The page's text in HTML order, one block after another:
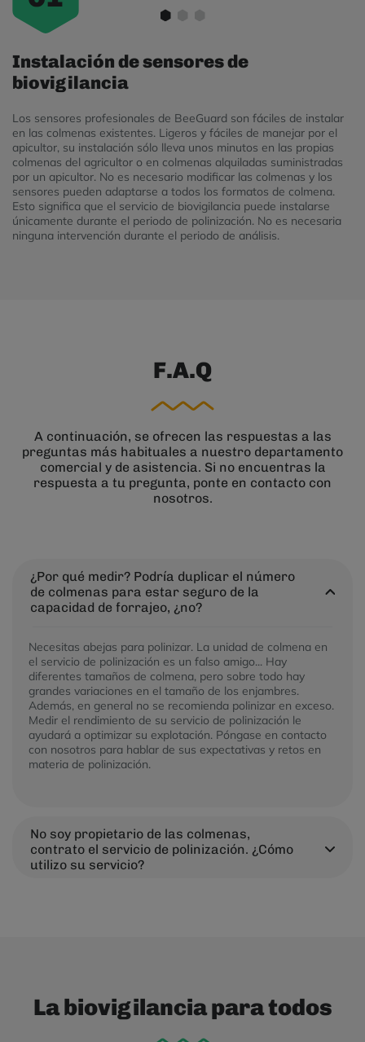
Instalación de sensores de
biovigilancia
Los sensores profesionales de BeeGuard son fáciles de instalar
en las colmenas existentes. Ligeros y fáciles de manejar por el
apicultor, su instalación sólo lleva unos minutos en las propias
colmenas del agricultor o en colmenas alquiladas suministradas
por un apicultor. No es necesario modificar las colmenas y los
sensores pueden adaptarse a todos los formatos de colmena.
Esto significa que el servicio de biovigilancia puede instalarse
únicamente durante el periodo de polinización. No es necesaria
ninguna intervención durante el periodo de análisis.
F.A.Q
A continuación, se ofrecen las respuestas a las
preguntas más habituales a nuestro departamento
comercial y de asistencia. Si no encuentras la
respuesta a tu pregunta, ponte en contacto con
nosotros.
¿Por qué medir? Podría duplicar el número
de colmenas para estar seguro de la
capacidad de forrajeo, ¿no?
Necesitas abejas para polinizar. La unidad de colmena en
el servicio de polinización es un falso amigo... Hay
diferentes tamaños de colmena, pero sobre todo hay
grandes variaciones en el tamaño de los enjambres.
Además, en general no se recomienda polinizar en exceso.
Medir el rendimiento de su servicio de polinización le
ayudará a optimizar su explotación. Póngase en contacto
con nosotros para hablar de sus expectativas y retos en
materia de polinización.
No soy propietario de las colmenas,
contrato el servicio de polinización. ¿Cómo
utilizo su servicio?
La biovigilancia para todos